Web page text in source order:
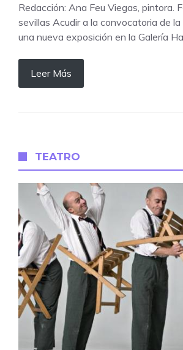
Redacción: Ana Feu Viegas, pintora.
sevillas Acudir a la convocatoria de la
una nueva exposición en la Galería
Leer Más
TEATRO